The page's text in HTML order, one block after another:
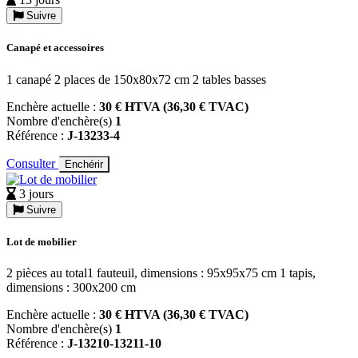
Suivre
Canapé et accessoires
1 canapé 2 places de 150x80x72 cm 2 tables basses
Enchère actuelle : 30 € HTVA (36,30 € TVAC)
Nombre d'enchère(s) 1
Référence : J-13233-4
Consulter Enchérir
3 jours
Suivre
Lot de mobilier
2 pièces au total1 fauteuil, dimensions : 95x95x75 cm 1 tapis,
dimensions : 300x200 cm
Enchère actuelle : 30 € HTVA (36,30 € TVAC)
Nombre d'enchère(s) 1
Référence : J-13210-13211-10